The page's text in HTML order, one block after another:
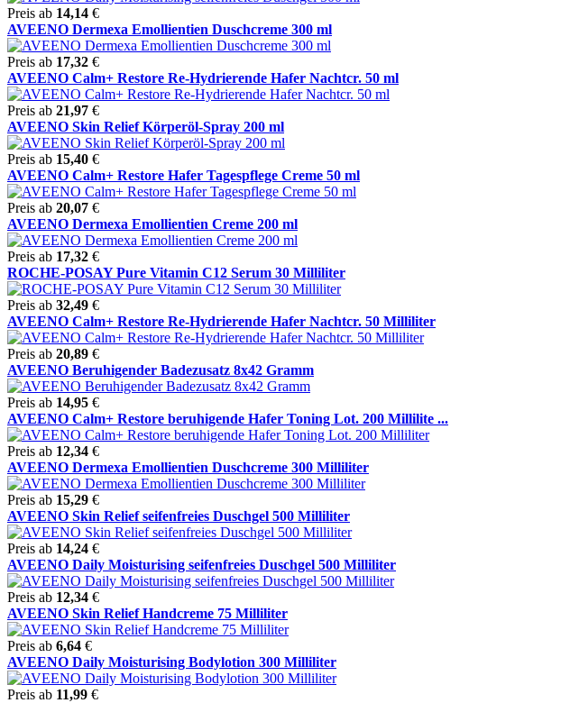
Preis ab 14,14 €
AVEENO Dermexa Emollientien Duschcreme 300 ml
Preis ab 17,32 €
AVEENO Calm+ Restore Re-Hydrierende Hafer Nachtcr. 50 ml
Preis ab 21,97 €
AVEENO Skin Relief Körperöl-Spray 200 ml
Preis ab 15,40 €
AVEENO Calm+ Restore Hafer Tagespflege Creme 50 ml
Preis ab 20,07 €
AVEENO Dermexa Emollientien Creme 200 ml
Preis ab 17,32 €
ROCHE-POSAY Pure Vitamin C12 Serum 30 Milliliter
Preis ab 32,49 €
AVEENO Calm+ Restore Re-Hydrierende Hafer Nachtcr. 50 Milliliter
Preis ab 20,89 €
AVEENO Beruhigender Badezusatz 8x42 Gramm
Preis ab 14,95 €
AVEENO Calm+ Restore beruhigende Hafer Toning Lot. 200 Millilite ...
Preis ab 12,34 €
AVEENO Dermexa Emollientien Duschcreme 300 Milliliter
Preis ab 15,29 €
AVEENO Skin Relief seifenfreies Duschgel 500 Milliliter
Preis ab 14,24 €
AVEENO Daily Moisturising seifenfreies Duschgel 500 Milliliter
Preis ab 12,34 €
AVEENO Skin Relief Handcreme 75 Milliliter
Preis ab 6,64 €
AVEENO Daily Moisturising Bodylotion 300 Milliliter
Preis ab 11,99 €